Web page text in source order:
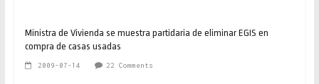
Ministra de Vivienda se muestra partidaria de eliminar EGIS en
compra de casas usadas
2009-07-14 22 Comments